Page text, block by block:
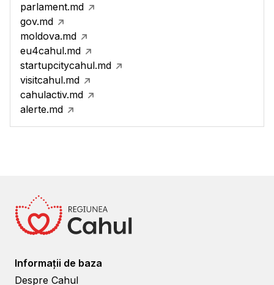
parlament.md
gov.md
moldova.md
eu4cahul.md
startupcitycahul.md
visitcahul.md
cahulactiv.md
alerte.md
Informații de baza
Despre Cahul